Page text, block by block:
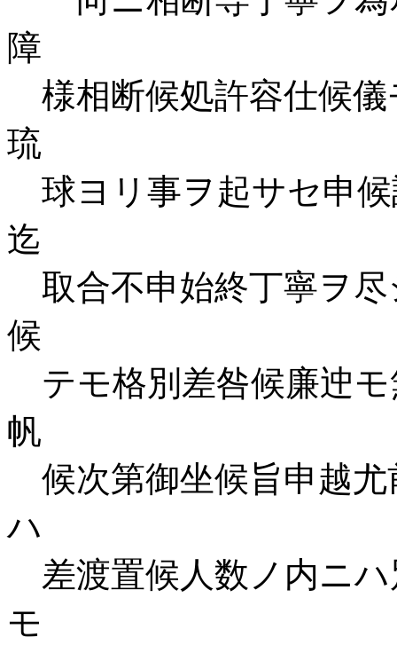
障
様相断候処許容仕候儀
琉
球ヨリ事ヲ起サセ申候
迄
取合不申始終丁寧ヲ尽
候
テモ格別差咎候廉迚モ
帆
候次第御坐候旨申越尤
ハ
差渡置候人数ノ内ニ
モ